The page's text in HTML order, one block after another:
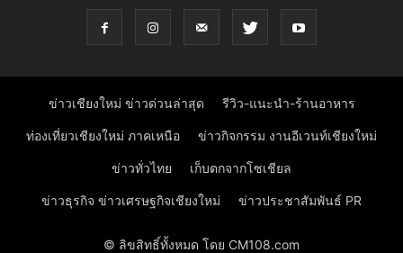
ข่าวเชียงใหม่ ข่าวด่วนล่าสุด รีวิว-แนะนำ-ร้านอาหาร
ท่องเที่ยวเชียงใหม่ ภาคเหนือ ข่าวกิจกรรม งานอีเวนท์เชียงใหม่
ข่าวทั่วไทย เก็บตกจากโซเชียล
ข่าวธุรกิจ ข่าวเศรษฐกิจเชียงใหม่ ข่าวประชาสัมพันธ์ PR
© ลิขสิทธิ์ทั้งหมด โดย CM108.com